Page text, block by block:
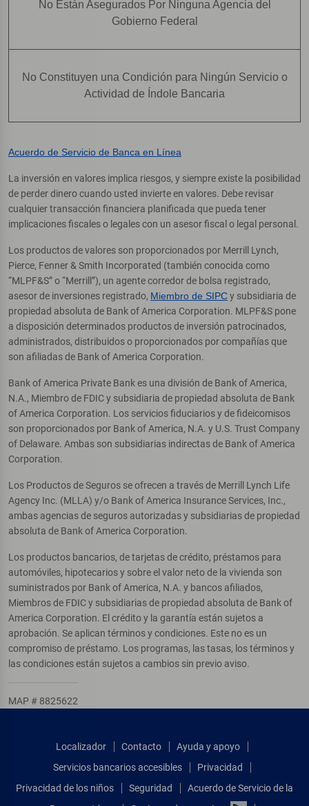
No Están Asegurados Por Ninguna Agencia del
Gobierno Federal
No Constituyen una Condición para Ningún Servicio o
Actividad de Índole Bancaria
Acuerdo de Servicio de Banca en Línea
La inversión en valores implica riesgos, y siempre existe la posibilidad
de perder dinero cuando usted invierte en valores. Debe revisar
cualquier transacción financiera planificada que pueda tener
implicaciones fiscales o legales con un asesor fiscal o legal personal.
Los productos de valores son proporcionados por Merrill Lynch,
Pierce, Fenner & Smith Incorporated (también conocida como
“MLPF&S” o “Merrill”), un agente corredor de bolsa registrado,
asesor de inversiones registrado, Miembro de SIPCy subsidiaria de
propiedad absoluta de Bank of America Corporation. MLPF&S pone
a disposición determinados productos de inversión patrocinados,
administrados, distribuidos o proporcionados por compañías que
son afiliadas de Bank of America Corporation.
Bank of America Private Bank es una división de Bank of America,
N.A., Miembro de FDIC y subsidiaria de propiedad absoluta de Bank
of America Corporation. Los servicios fiduciarios y de fideicomisos
son proporcionados por Bank of America, N.A. y U.S. Trust Company
of Delaware. Ambas son subsidiarias indirectas de Bank of America
Corporation.
Los Productos de Seguros se ofrecen a través de Merrill Lynch Life
Agency Inc. (MLLA) y/o Bank of America Insurance Services, Inc.,
ambas agencias de seguros autorizadas y subsidiarias de propiedad
absoluta de Bank of America Corporation.
Los productos bancarios, de tarjetas de crédito, préstamos para
automóviles, hipotecarios y sobre el valor neto de la vivienda son
suministrados por Bank of America, N.A. y bancos afiliados,
Miembros de FDIC y subsidiarias de propiedad absoluta de Bank of
America Corporation. El crédito y la garantía están sujetos a
aprobación. Se aplican términos y condiciones. Este no es un
compromiso de préstamo. Los programas, las tasas, los términos y
las condiciones están sujetos a cambios sin previo aviso.
MAP # 8825622
Localizador Contacto
Ayuda y apoyo
Servicios bancarios accesibles
Privacidad
Privacidad de los niños
Seguridad
Acuerdo de Servicio de la